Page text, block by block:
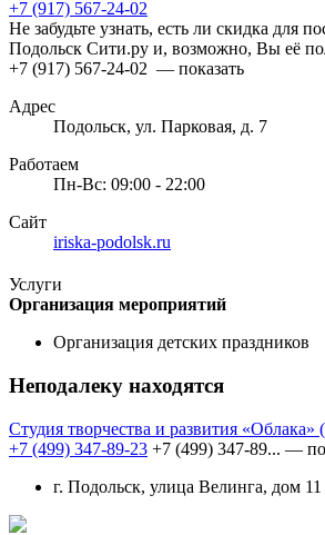
+7 (917) 567-24-02
Не забудьте узнать, есть ли скидка для
Подольск Сити.ру и, возможно, Вы её
+7 (917) 567-24-02 — показать
Адрес
Подольск, ул. Парковая, д. 7
Работаем
Пн-Вс: 09:00 - 22:00
Сайт
iriska-podolsk.ru
Услуги
Организация мероприятий
Организация детских праздников
Неподалеку находятся
Студия творчества и развития «Облака»
+7 (499) 347-89-23 +7 (499) 347-89... —
г. Подольск, улица Велинга, дом 11